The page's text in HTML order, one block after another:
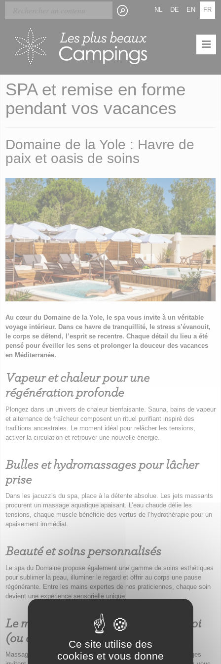
Skip
main
FR
EN
DE
NL
SPA et remise en forme
pendant vos vacances
Domaine de la Yole : Havre de
paix et oasis de soins
Au cœur du Domaine de la Yole, le spa vous invite à un véritable
voyage intérieur. Dans ce havre de tranquillité, le stress s’évanouit,
le corps se détend, l’esprit se recentre. Chaque détail du lieu a été
pensé pour éveiller les sens et prolonger la douceur des vacances
en Méditerranée.
Vapeur et chaleur pour une
régénération profonde
Plongez dans un univers de chaleur bienfaisante. Sauna, bains de vapeur
et alternance de fraîcheur composent un rituel purifiant inspiré des
traditions ancestrales. Le moment idéal pour relâcher les tensions,
activer la circulation et retrouver une nouvelle énergie.
Bulles et hydromassages pour lâcher
prise
Dans les jacuzzis du spa, place à la détente absolue. Les jets massants
procurent un massage aquatique apaisant. L’eau chaude délie les
tensions, chaque muscle bénéficie des vertus de l’hydrothérapie pour un
apaisement immédiat.
Beauté et soins personnalisés
Le spa du Domaine propose également une gamme de soins esthétiques
pour sublimer la peau, illuminer le regard et offrir au corps une pause
régénérante. Entre les mains expertes de nos praticiennes, chaque soin
devient une expérience sensorielle unique.
Le massage : un moment rien qu’à soi
(ou à deux)
Massage ayurvédique, balinais, tonique ou relaxant : nos modelages
Panneau de gestion des cookies
Ce site utilise des
cookies et vous donne